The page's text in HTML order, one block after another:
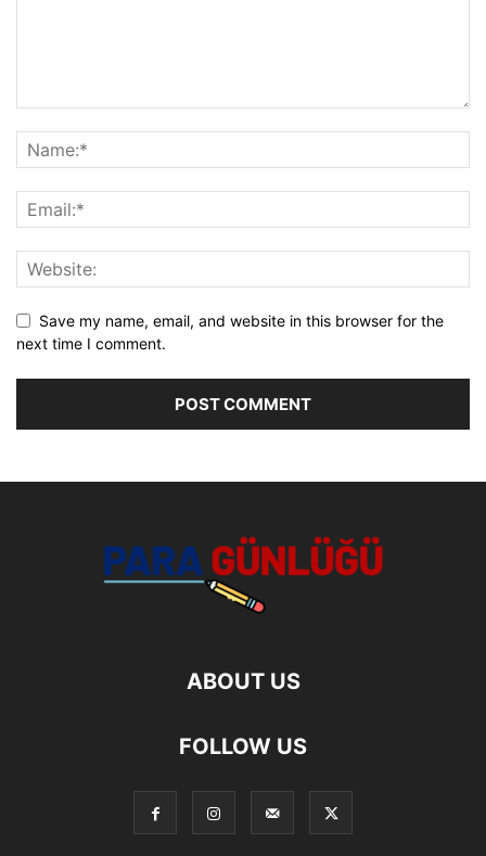
Save my name, email, and website in this browser for the
next time I comment.
ABOUT US
FOLLOW US